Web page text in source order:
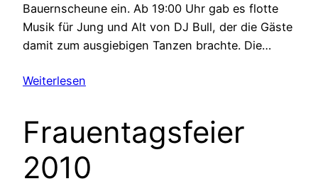
Bauernscheune ein. Ab 19:00 Uhr gab es flotte
Musik für Jung und Alt von DJ Bull, der die Gäste
damit zum ausgiebigen Tanzen brachte. Die…
Weiterlesen
Frauentagsfeier
2010